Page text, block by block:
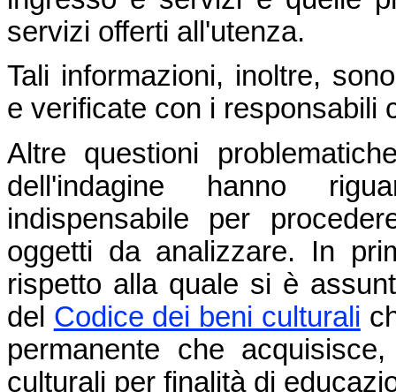
servizi offerti all'utenza.
Tali informazioni, inoltre,
e verificate con i responsabili
Altre questioni
dell'indagine hanno
indispensabile per
oggetti da analizzare. In
rispetto alla quale si è
del Codice dei beni culturali
permanente che
culturali per finalità di